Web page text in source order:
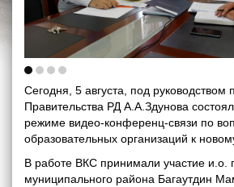
Сегодня, 5 августа, под руководством
Правительства РД А.А.Здунова
режиме видео-конференц-связи по
образовательных организаций к
В работе ВКС принимали участие и.о.
муниципального района Багаутдин